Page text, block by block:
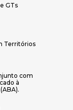
GTs
Territórios
com
à